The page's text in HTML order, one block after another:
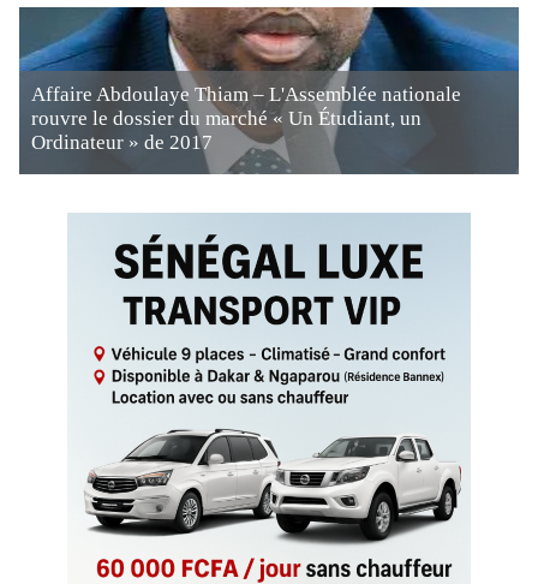
Affaire Abdoulaye Thiam – L'Assemblée nationale
rouvre le dossier du marché « Un Étudiant, un
Ordinateur » de 2017